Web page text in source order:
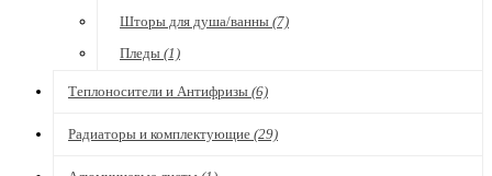
Шторы для душа/ванны (7)
Пледы (1)
Теплоносители и Антифризы (6)
Радиаторы и комплектующие (29)